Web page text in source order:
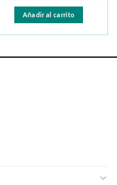
Añadir al carrito